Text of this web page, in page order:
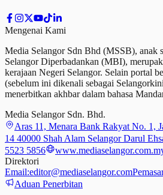
Mengenai Kami
Media Selangor Sdn Bhd (MSSB), anak
Selangor Diperbadankan (MBI),
kerajaan Negeri Selangor. Selain portal
(sebelum ini dikenali sebagai
menerbitkan akhbar dalam bahasa
Media Selangor Sdn. Bhd.
Aras 11, Menara Bank Rakyat No. 1,
14 40000 Shah Alam Selangor Darul
5523 5856
Direktori
Email:editor@mediaselangor.com
Aduan Penerbitan